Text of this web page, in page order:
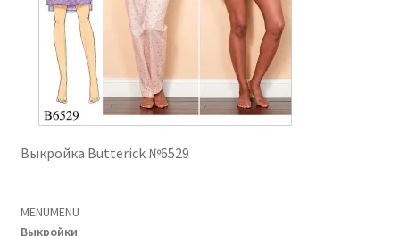
Выкройка Butterick №6529
MENUMENU
Выкройки